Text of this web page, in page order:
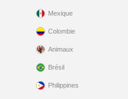
Mexique
Colombie
Animaux
Brésil
Philippines